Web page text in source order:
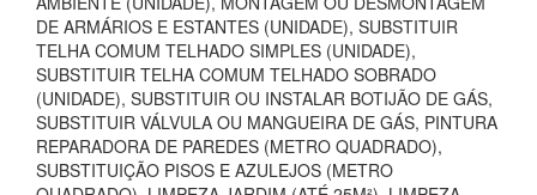
DE ARMÁRIOS E ESTANTES (UNIDADE), SUBSTITUIR
TELHA COMUM TELHADO SIMPLES (UNIDADE),
SUBSTITUIR TELHA COMUM TELHADO SOBRADO
(UNIDADE), SUBSTITUIR OU INSTALAR BOTIJÃO DE GÁS,
SUBSTITUIR VÁLVULA OU MANGUEIRA DE GÁS, PINTURA
REPARADORA DE PAREDES (METRO QUADRADO),
SUBSTITUIÇÃO PISOS E AZULEJOS (METRO